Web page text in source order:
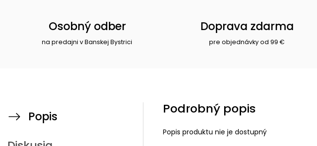
Osobný odber
na predajni v Banskej Bystrici
Doprava zdarma
pre objednávky od 99 €
Popis
Podrobný popis
Popis produktu nie je dostupný